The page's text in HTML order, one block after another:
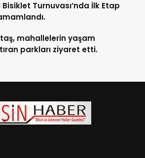
Bisiklet Turnuvası’nda İlk Etap
mahallelerin yaşam
parkları ziyaret etti.